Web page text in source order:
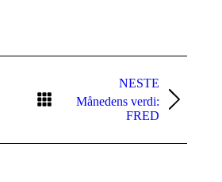
NESTE
Neste
Månedens verdi:
FRED